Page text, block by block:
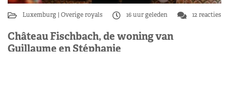
Luxemburg Overige royals 16 uur geleden 12 reacties
Château Fischbach, de woning van
Guillaume en Stéphanie